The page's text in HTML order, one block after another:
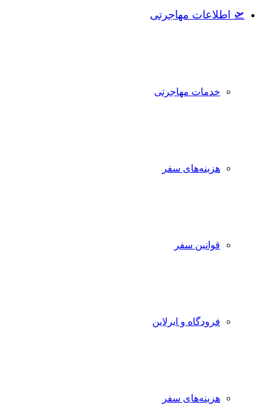
🛫 اطلاعات مهاجرتی
خدمات مهاجرتی
هزینه‌های سفر
قوانین سفر
فرودگاه و ایرلاین
هزینه‌های سفر